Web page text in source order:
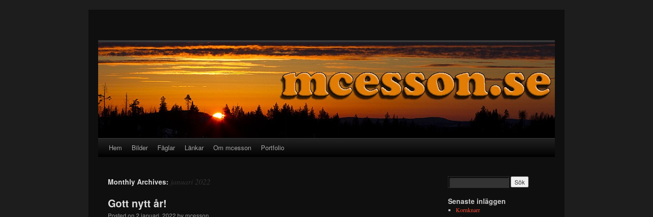
Hem Bilder Fåglar Länkar Om mcesson Portfolio
Monthly Archives: januari 2022
Gott nytt år!
Posted on 2 januari, 2022 by mcesson
Senaste inläggen
Kornknarr